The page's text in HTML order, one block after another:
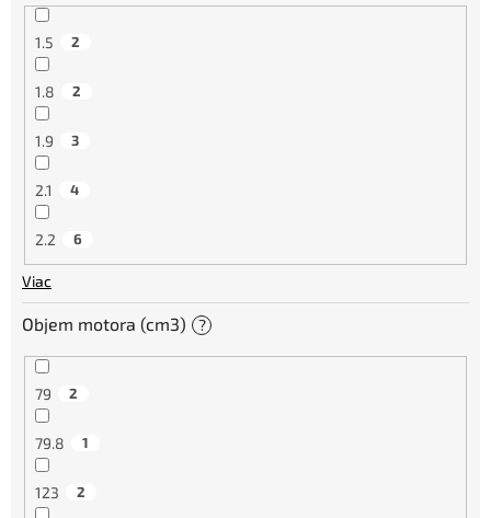
1.5 2
1.8 2
1.9 3
2.1 4
2.2 6
Viac
Objem motora (cm3) ?
79 2
79.8 1
123 2